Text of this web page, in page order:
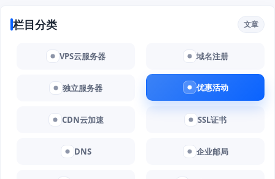
栏目分类 文章
VPS云服务器 域名注册
独立服务器 优惠活动
CDN云加速 SSL证书
DNS 企业邮局